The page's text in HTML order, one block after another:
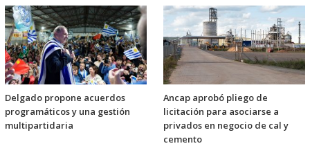
Delgado propone acuerdos
programáticos y una gestión
multipartidaria
Ancap aprobó pliego de
licitación para asociarse a
privados en negocio de cal y
cemento